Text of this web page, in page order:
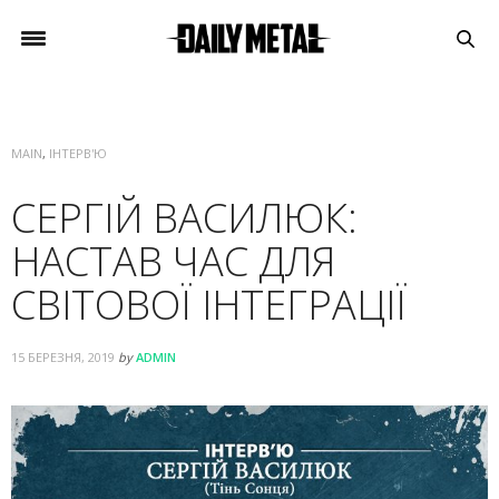
MAIN, ІНТЕРВ'Ю
СЕРГІЙ ВАСИЛЮК:
НАСТАВ ЧАС ДЛЯ
СВІТОВОЇ ІНТЕГРАЦІЇ
15 БЕРЕЗНЯ, 2019 by ADMIN